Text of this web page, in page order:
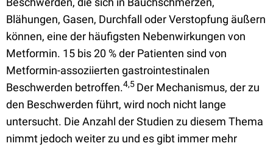
Blähungen, Gasen, Durchfall oder Verstopfung äußern
können, eine der häufigsten Nebenwirkungen von
Metformin. 15 bis 20 % der Patienten sind von
Metformin-assoziierten gastrointestinalen
Beschwerden betroffen.4,5 Der Mechanismus, der zu
den Beschwerden führt, wird noch nicht lange
untersucht. Die Anzahl der Studien zu diesem Thema
nimmt jedoch weiter zu und es gibt immer mehr